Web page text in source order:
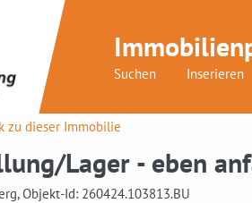
Suchen Inserieren
zu dieser Immobilie
Lager - eben
Objekt-Id: 260424.103813.BU